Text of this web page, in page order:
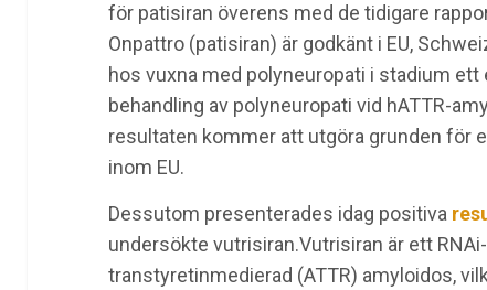
för patisiran överens med de tidigare
Onpattro (patisiran) är godkänt i EU,
hos vuxna med polyneuropati i stadium ett
behandling av polyneuropati vid hATTR-
resultaten kommer att utgöra grunden för
inom EU.
Dessutom presenterades idag positiva
undersökte vutrisiran.Vutrisiran är ett
transtyretinmedierad (ATTR) amyloidos,